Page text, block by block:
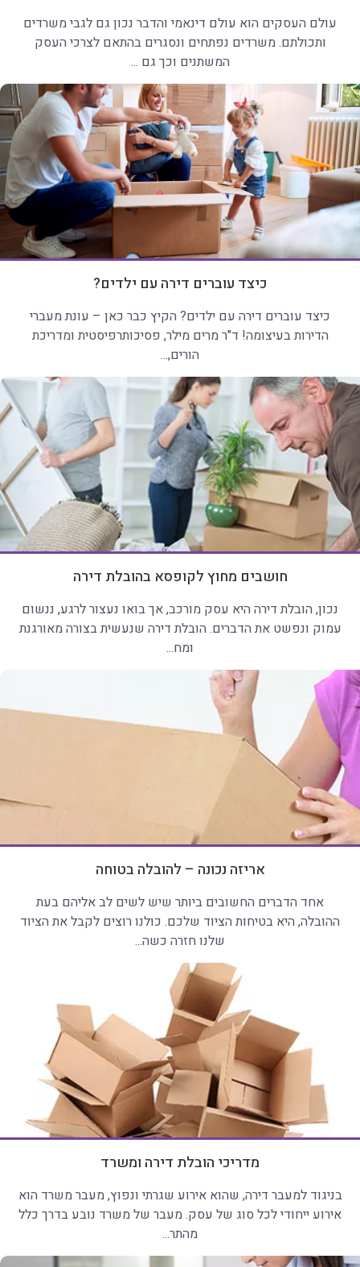
עולם העסקים הוא עולם דינאמי והדבר נכון גם לגבי משרדים
ותכולתם. משרדים נפתחים ונסגרים בהתאם לצרכי העסק
המשתנים וכך גם ...
כיצד עוברים דירה עם ילדים?
כיצד עוברים דירה עם ילדים? הקיץ כבר כאן – עונת מעברי
הדירות בעיצומה! ד"ר מרים מילר, פסיכותרפיסטית ומדריכת
הורים,...
חושבים מחוץ לקופסא בהובלת דירה
נכון, הובלת דירה היא עסק מורכב, אך בואו נעצור לרגע, ננשום
עמוק ונפשט את הדברים. הובלת דירה שנעשית בצורה מאורגנת
ומח...
אריזה נכונה – להובלה בטוחה
אחד הדברים החשובים ביותר שיש לשים לב אליהם בעת
ההובלה, היא בטיחות הציוד שלכם. כולנו רוצים לקבל את הציוד
שלנו חזרה כשה...
מדריכי הובלת דירה ומשרד
בניגוד למעבר דירה, שהוא אירוע שגרתי ונפוץ, מעבר משרד הוא
אירוע ייחודי לכל סוג של עסק. מעבר של משרד נובע בדרך כלל
מהתר...